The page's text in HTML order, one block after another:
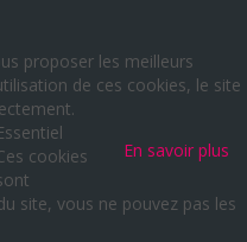
proposer les meilleurs
de ces cookies, le site
En savoir plus
cookies
site, vous ne pouvez pas les